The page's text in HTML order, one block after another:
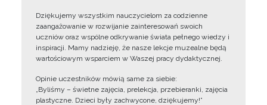
Dziękujemy wszystkim nauczycielom za codzienne
zaangażowanie w rozwijanie zainteresowań swoich
uczniów oraz wspólne odkrywanie świata pełnego wiedzy i
inspiracji. Mamy nadzieję, że nasze lekcje muzealne będą
wartościowym wsparciem w Waszej pracy dydaktycznej.
Opinie uczestników mówią same za siebie:
„Byliśmy – świetne zajęcia, prelekcja, przebieranki, zajęcia
plastyczne. Dzieci były zachwycone, dziękujemy!”